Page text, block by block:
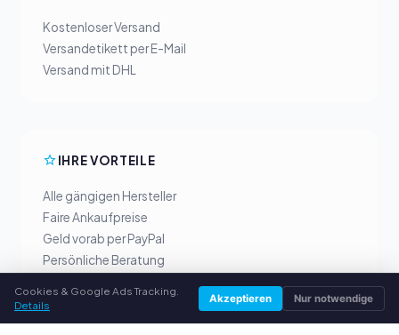
Kostenloser Versand
Versandetikett per E-Mail
Versand mit DHL
IHRE VORTEILE
Alle gängigen Hersteller
Faire Ankaufpreise
Geld vorab per PayPal
Persönliche Beratung
Cookies & Google Ads Tracking.
Details
Akzeptieren Nur notwendige